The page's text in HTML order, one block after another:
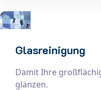
Glasreinigung
Damit Ihre
glänzen.